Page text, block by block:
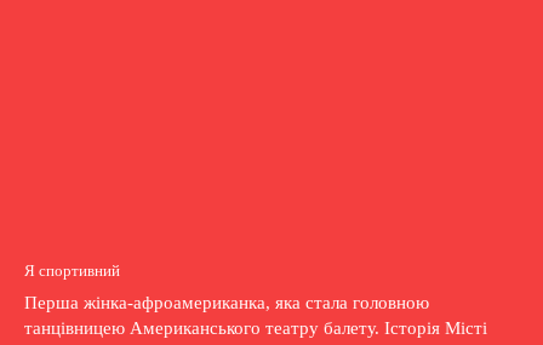
Я спортивний
Перша жінка-афроамериканка, яка стала головною
танцівницею Американського театру балету. Історія Місті